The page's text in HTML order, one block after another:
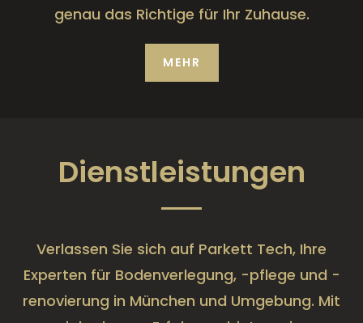
genau das Richtige für Ihr Zuhause.
MEHR
Dienstleistungen
Verlassen Sie sich auf Parkett Tech, Ihre
Experten für Bodenverlegung, -pflege und -
renovierung in München und Umgebung. Mit